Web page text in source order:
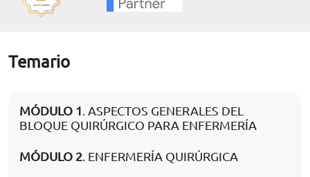
Temario
MÓDULO 1 . ASPECTOS GENERALES DEL
BLOQUE QUIRÚRGICO PARA ENFERMERÍA
MÓDULO 2 . ENFERMERÍA QUIRÚRGICA